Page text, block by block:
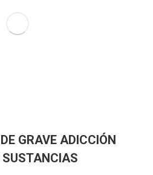
GRAVE ADICCIÓN